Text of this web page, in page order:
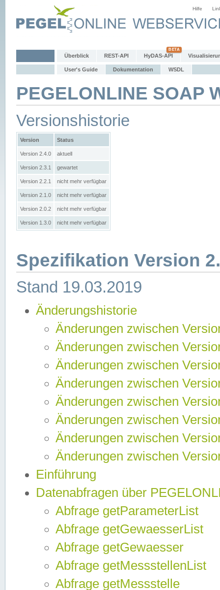
Hilfe
Überblick REST-API HyDAS-API
User's Guide Dokumentation WSDL
PEGELONLINE SOAP
Versionshistorie
Version Status
Version 2.4.0 aktuell
Version 2.3.1 gewartet
Version 2.2.1 nicht mehr verfügbar
Version 2.1.0 nicht mehr verfügbar
Version 2.0.2 nicht mehr verfügbar
Version 1.3.0 nicht mehr verfügbar
Spezifikation Version
Stand 19.03.2019
Änderungshistorie
Änderungen zwischen
Änderungen zwischen
Änderungen zwischen
Änderungen zwischen
Änderungen zwischen
Änderungen zwischen
Änderungen zwischen
Änderungen zwischen
Einführung
Datenabfragen über
Abfrage getParameterList
Abfrage getGewaesserList
Abfrage getGewaesser
Abfrage getMessstellenList
Abfrage getMessstelle